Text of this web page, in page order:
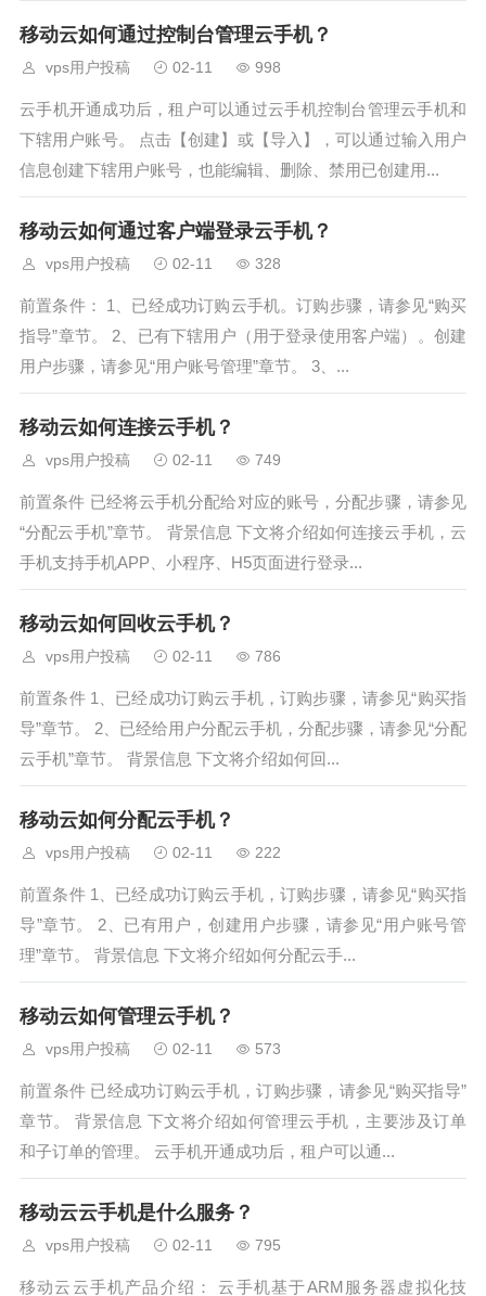
移动云如何通过控制台管理云手机？
vps用户投稿 02-11 998
云手机开通成功后，租户可以通过云手机控制台管理云手机和
下辖用户账号。 点击【创建】或【导入】，可以通过输入用户
信息创建下辖用户账号，也能编辑、删除、禁用已创建用...
移动云如何通过客户端登录云手机？
vps用户投稿 02-11 328
前置条件： 1、已经成功订购云手机。订购步骤，请参见“购买
指导”章节。 2、已有下辖用户（用于登录使用客户端）。创建
用户步骤，请参见“用户账号管理”章节。 3、...
移动云如何连接云手机？
vps用户投稿 02-11 749
前置条件 已经将云手机分配给对应的账号，分配步骤，请参见
“分配云手机”章节。 背景信息 下文将介绍如何连接云手机，云
手机支持手机APP、小程序、H5页面进行登录...
移动云如何回收云手机？
vps用户投稿 02-11 786
前置条件 1、已经成功订购云手机，订购步骤，请参见“购买指
导”章节。 2、已经给用户分配云手机，分配步骤，请参见“分配
云手机”章节。 背景信息 下文将介绍如何回...
移动云如何分配云手机？
vps用户投稿 02-11 222
前置条件 1、已经成功订购云手机，订购步骤，请参见“购买指
导”章节。 2、已有用户，创建用户步骤，请参见“用户账号管
理”章节。 背景信息 下文将介绍如何分配云手...
移动云如何管理云手机？
vps用户投稿 02-11 573
前置条件 已经成功订购云手机，订购步骤，请参见“购买指导”
章节。 背景信息 下文将介绍如何管理云手机，主要涉及订单
和子订单的管理。 云手机开通成功后，租户可以通...
移动云云手机是什么服务？
vps用户投稿 02-11 795
移动云云手机产品介绍： 云手机基于ARM服务器虚拟化技